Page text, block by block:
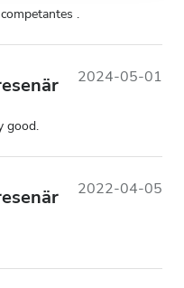
.
2024-05-01
good.
2022-04-05